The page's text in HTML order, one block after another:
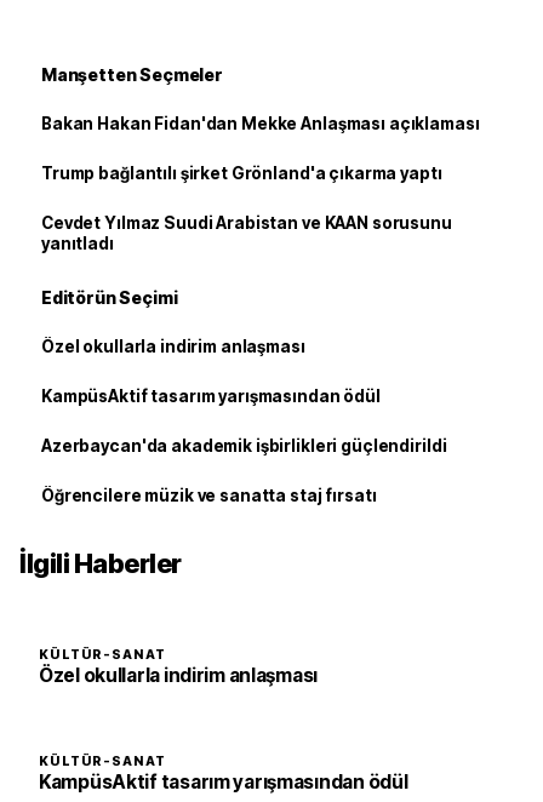
Manşetten Seçmeler
Bakan Hakan Fidan'dan Mekke Anlaşması açıklaması
Trump bağlantılı şirket Grönland'a çıkarma yaptı
Cevdet Yılmaz Suudi Arabistan ve KAAN sorusunu
yanıtladı
Editörün Seçimi
Özel okullarla indirim anlaşması
KampüsAktif tasarım yarışmasından ödül
Azerbaycan'da akademik işbirlikleri güçlendirildi
Öğrencilere müzik ve sanatta staj fırsatı
İlgili Haberler
KÜLTÜR-SANAT
Özel okullarla indirim anlaşması
KÜLTÜR-SANAT
KampüsAktif tasarım yarışmasından ödül